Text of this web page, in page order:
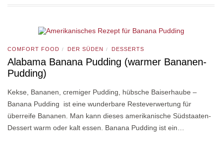
COMFORT FOOD / DER SÜDEN / DESSERTS
Alabama Banana Pudding (warmer Bananen-
Pudding)
Kekse, Bananen, cremiger Pudding, hübsche Baiserhaube –
Banana Pudding ist eine wunderbare Resteverwertung für
überreife Bananen. Man kann dieses amerikanische Südstaaten-
Dessert warm oder kalt essen. Banana Pudding ist ein…